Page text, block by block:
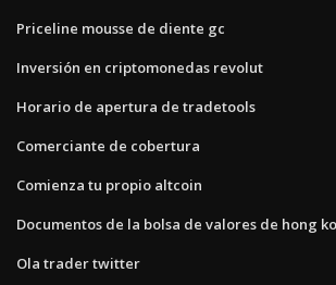
Priceline mousse de diente gc
Inversión en criptomonedas revolut
Horario de apertura de tradetools
Comerciante de cobertura
Comienza tu propio altcoin
Documentos de la bolsa de valores de hong
Ola trader twitter